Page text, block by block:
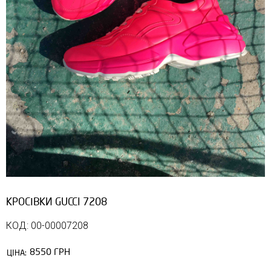
КРОСІВКИ GUCCI 7208
КОД: 00-00007208
ЦІНА: 8550 ГРН